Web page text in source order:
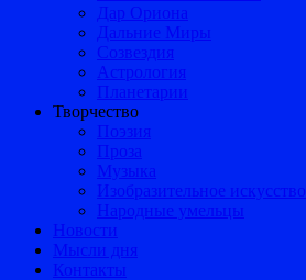
Дар Ориона
Дальние Миры
Созвездия
Астрология
Планетарии
Творчество
Поэзия
Проза
Музыка
Изобразительное искусство
Народные умельцы
Новости
Мысли дня
Контакты